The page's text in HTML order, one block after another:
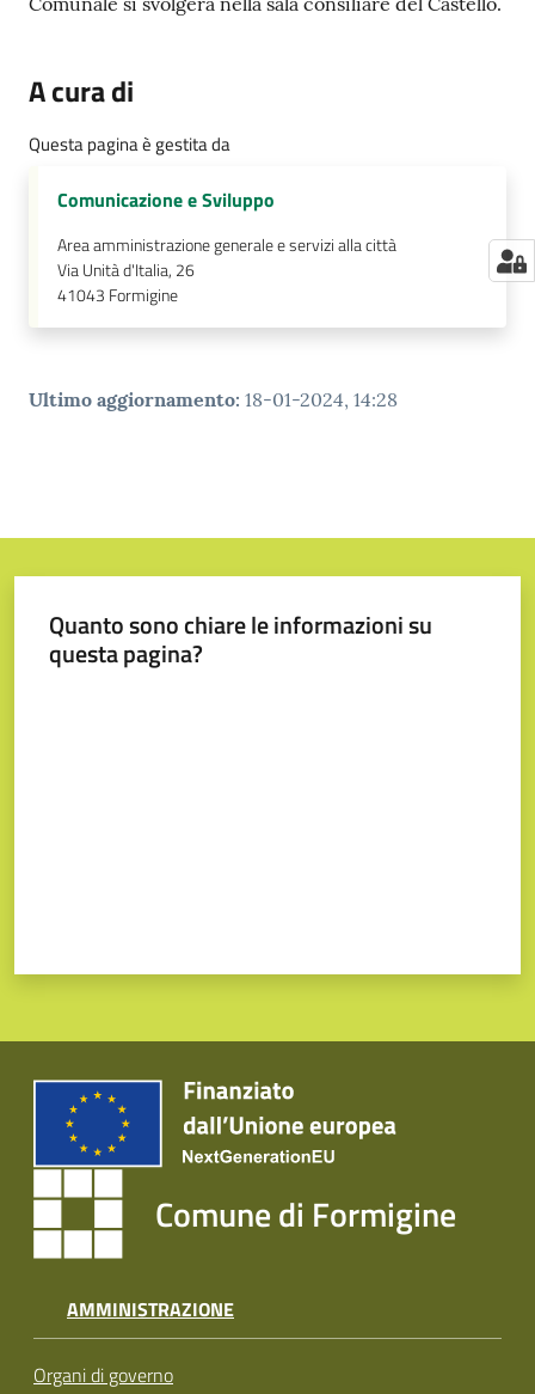
A cura di
Questa pagina è gestita da
Comunicazione e Sviluppo
Area amministrazione generale e servizi alla città
Via Unità d'Italia, 26
41043 Formigine
Ultimo aggiornamento: 18-01-2024, 14:28
Quanto sono chiare le informazioni su
questa pagina?
Comune di Formigine
AMMINISTRAZIONE
Organi di governo